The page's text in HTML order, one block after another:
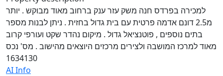
למכירה בפרדס חנה משק עזר ענק ברחוב מאוד מבוקש . יותר
מ2.5 דונם אדמה פרטית עם בית גדול בחזית . ניתן לבנות מספר
בתים נוספים , פוטנציאל גדול . מיקום נהדר שקט ועורפי קרוב
מאוד למרכז המושבה ולצירים מרכזים היוצאים מהישוב . מס' נכס
1634130
AI Info